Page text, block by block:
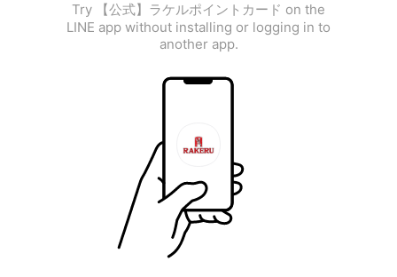
Try 【公式】ラケルポイントカード on the
LINE app without installing or logging in to
another app.